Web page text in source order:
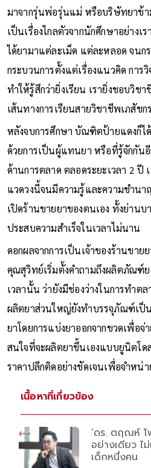
มาจากรุ่นพ่อรุ่นแม่ หรือบริษัทยาข้
เป็นเรื่องไกลตัวจากนักศึกษาอย่างเ
ได้ยามาแต่ละเม็ด แต่ละหลอด จนก
กระบวนการตั้งแต่เรื่องแนวคิด กา
ทำให้รู้สึกว่ายิ่งเรียน เรายิ่งชอบวิช
เส้นทางการเรียนสายวิชาชีพเภสัชก
หลังจบการศึกษา บัณฑิตป้ายแดงก็ไ
ด้วยการเป็นผู้แทนยา หรือที่รู้จักกัน
ด้านการตลาด ตลอดระยะเวลา 2 ปี
แวดวงนี้จนมีความรู้และความชำน
เปิดร้านขายยาของตนเอง ทั้งย่าน
ประสบความสำเร็จในเวลาไม่นาน
ดอกผลจากการเป็นเจ้าของร้านขา
คุณสุวิทย์เริ่มตั้งคำถามถึงผลิตภัณฑ์
เวลานั้น ว่ายังมีช่องว่างในการทำต
ผลิตยาส่วนใหญ่ยังทำบรรจุภัณฑ์เป็
ยาโดยการแบ่งยาออกจากขวดเพื่อ
สนใจที่จะผลิตยาขึ้นเองแบบยูนิตโด
ราคาปลีกติดอย่างชัดเจนเพื่อจำหน่า
เนื้อหาที่เกี่ยวข้อง
‘ดร. ตฤณห์ โ
อย่างเดียว ไ
เด็กหนึ่งคน